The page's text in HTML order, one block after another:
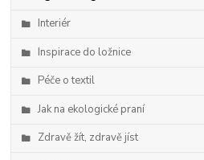
Interiér
Inspirace do ložnice
Péče o textil
Jak na ekologické praní
Zdravě žít, zdravě jíst